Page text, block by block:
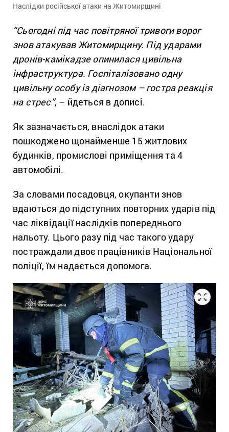
Наслідки російської атаки на Житомирщині
“Сьогодні під час повітряної тривоги ворог
знов атакував Житомирщину. Під ударами
дронів-камікадзе опинилася цивільна
інфраструктура. Госпіталізовано одну
цивільну особу із діагнозом – гостра реакція
на стрес”, – йдеться в дописі.
Як зазначається, внаслідок атаки
пошкоджено щонайменше 15 житлових
будинків, промислові приміщення та 4
автомобілі.
За словами посадовця, окупанти знов
вдаються до підступних повторних ударів під
час ліквідації наслідків попереднього
нальоту. Цього разу під час такого удару
постраждали двоє працівників Національної
поліції, їм надається допомога.